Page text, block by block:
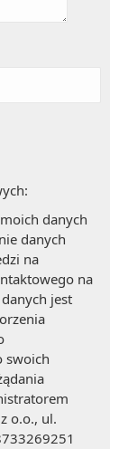
danych
danych
na
na
jest
swoich
o.o., ul.